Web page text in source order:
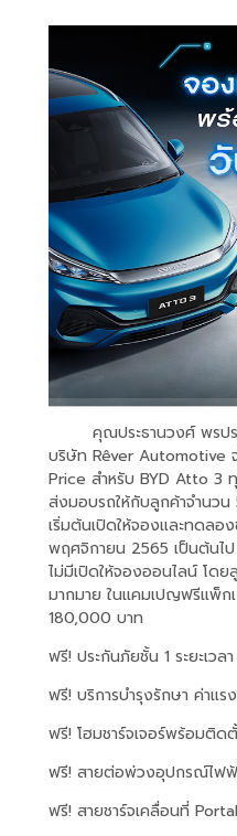
คุณประธานวงศ์ พรปร
บริษัท Rêver Automotive
Price สำหรับ BYD Atto 3
ส่งมอบรถให้กับลูกค้าจำนว
เริ่มต้นเปิดให้จองและทดลอ
พฤศจิกายน 2565 เป็นต้นไ
ไม่มีเปิดให้จองออนไลน์ โดย
มากมาย ในแคมเปญฟรีแพ็ก
180,000 บาท
ฟรี! ประกันภัยชั้น 1 ระยะเวล
ฟรี! บริการบำรุงรักษา ค่าแร
ฟรี! โฮมชาร์จเจอร์พร้อมติด
ฟรี! สายต่อพ่วงอุปกรณ์ไฟ
ฟรี! สายชาร์จเคลื่อนที่